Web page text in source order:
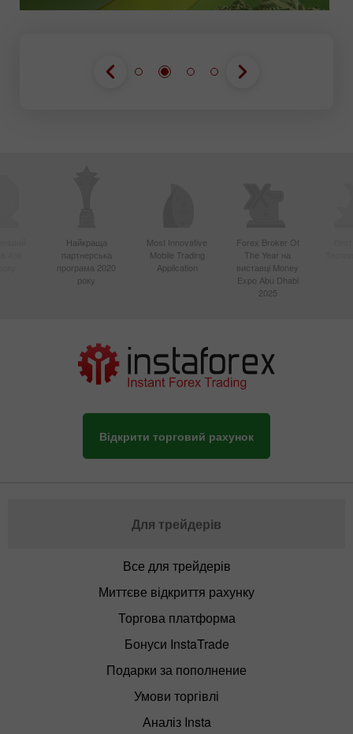
Найкраща
партнерська
програма 2020
року
Most Innovative
Mobile Trading
Application
Forex Broker Of
The Year на
виставці Money
Expo Abu Dhabi
2025
Відкрити торговий рахунок
Для трейдерів
Все для трейдерів
Миттєве відкриття рахунку
Торгова платформа
Бонуси InstaTrade
Подарки за пополнение
Умови торгівлі
Аналіз Insta